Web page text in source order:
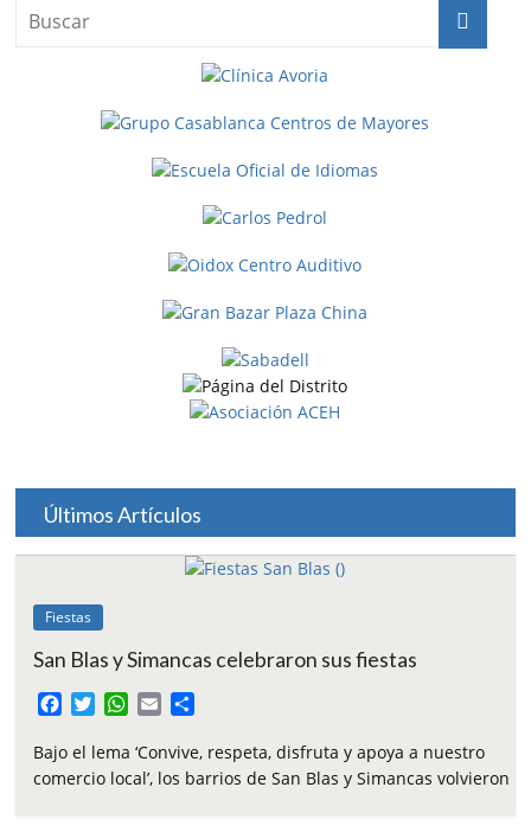
Últimos Artículos
Fiestas
San Blas y Simancas celebraron sus fiestas
c
e
i
t
W
a
t
a
i
m
p
Bajo el lema ‘Convive, respeta, disfruta y apoya a nuestro
comercio local’, los barrios de San Blas y Simancas volvieron